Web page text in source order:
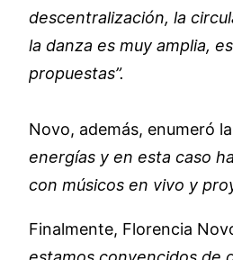
descentralización, la
la danza es muy amplia,
propuestas”.
Novo, además, enumeró
energías y en esta caso
con músicos en vivo y
Finalmente, Florencia